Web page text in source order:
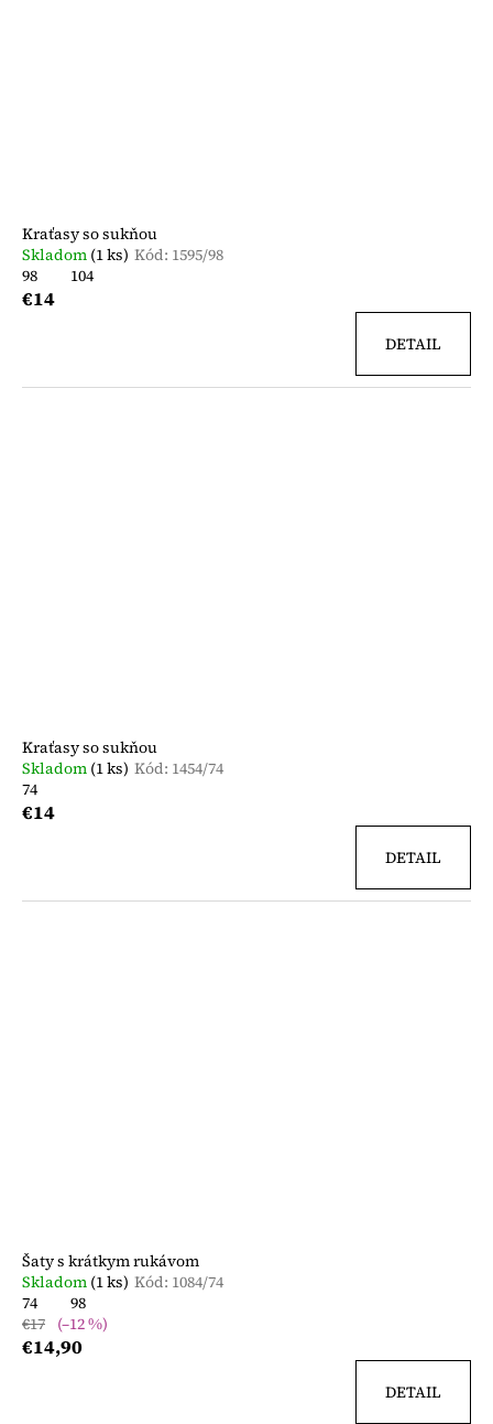
Kraťasy so sukňou
Skladom (1 ks) Kód: 1595/98
98
104
€14
DETAIL
Kraťasy so sukňou
Skladom (1 ks) Kód: 1454/74
74
€14
DETAIL
Šaty s krátkym rukávom
Skladom (1 ks) Kód: 1084/74
74
98
€17 (–12 %)
€14,90
DETAIL